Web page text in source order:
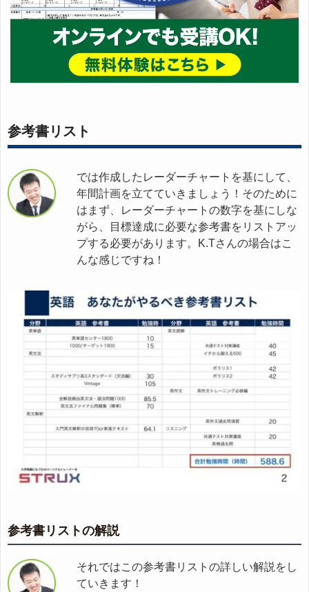
参考書リスト
では作成したレーダーチャートを基にして、
年間計画を立てていきましょう！そのために
はまず、レーダーチャートの数字を基にしな
がら、目標達成に必要な参考書をリストアッ
プする必要があります。K.Tさんの場合はこ
んな感じですね！
参考書リストの解説
それではこの参考書リストの詳しい解説をし
ていきます！